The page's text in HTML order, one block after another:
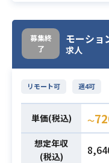
必須スキル
・
を使
・
募集終
了
モーショ
求人
リモート可 週4可
単価(税込) 〜
想定年収
(税込)